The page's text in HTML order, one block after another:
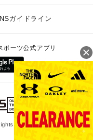
ガイドライン
ポーツ公式アプリ
Reserved.